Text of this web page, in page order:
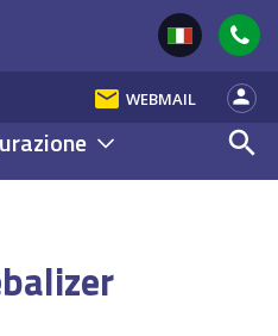
email WEBMAIL person
search